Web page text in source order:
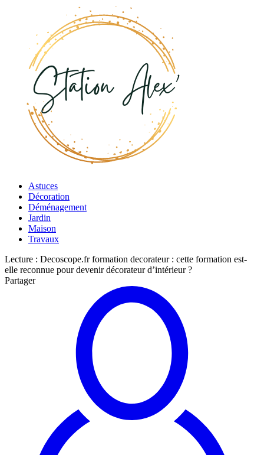
Astuces
Décoration
Déménagement
Jardin
Maison
Travaux
Lecture : Decoscope.fr formation decorateur : cette formation est-
elle reconnue pour devenir décorateur d’intérieur ?
Partager